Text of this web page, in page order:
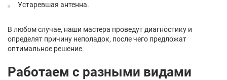
Устаревшая антенна.
В любом случае, наши мастера проведут диагностику и
определят причину неполадок, после чего предложат
оптимальное решение.
Работаем с разными видами